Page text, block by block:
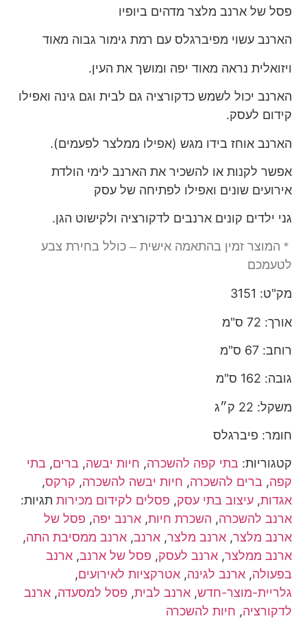
פסל של ארנב מלצר מדהים ביופיו
הארנב עשוי מפיברגלס עם רמת גימור גבוה מאוד
ויזואלית נראה מאוד יפה ומושך את העין.
הארנב יכול לשמש כדקורציה גם לבית וגם גינה ואפילו
קידום לעסק.
הארנב אוחז בידו מגש (אפילו ממלצר לפעמים).
אפשר לקנות או להשכיר את הארנב לימי הולדת
אירועים שונים ואפילו לפתיחה של עסק
גני ילדים קונים ארנבים לדקורציה ולקישוט הגן.
* המוצר זמין בהתאמה אישית – כולל בחירת צבע
לטעמכם
מק"ט: 3151
אורך: 72 ס"מ
רוחב: 67 ס"מ
גובה: 162 ס"מ
משקל: 22 ק״ג
חומר: פיברגלס
קטגוריות: בתי קפה להשכרה, חיות יבשה,ברים,בתי
קפה,ברים להשכרה, חיות יבשה להשכרה, קרקס,
אגדות,עיצוב בתי עסק, פסלים לקידום מכירות תגיות:
ארנב להשכרה, השכרת חיות,ארנב יפה, פסל של
ארנב מלצר,ארנב מלצר,ארנב,ארנב ממסיבת התה,
ארנב ממלצר,ארנב לעסק, פסל של ארנב,ארנב
בפעולה,ארנב לגינה,אטרקציות לאירועים,
גלריית-מוצר-חדש,ארנב לבית, פסל למסעדה,ארנב
לדקורציה, חיות להשכרה